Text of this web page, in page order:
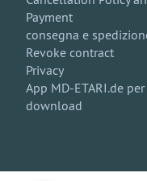
Payment
consegna e
Revoke contract
Privacy
App MD-ETARI.de
download